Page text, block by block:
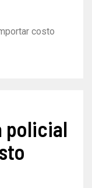
costo
policial